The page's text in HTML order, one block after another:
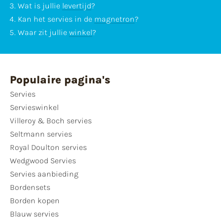
Wat is jullie levertijd?
Kan het servies in de magnetron?
Waar zit jullie winkel?
Populaire pagina's
Servies
Servieswinkel
Villeroy & Boch servies
Seltmann servies
Royal Doulton servies
Wedgwood Servies
Servies aanbieding
Bordensets
Borden kopen
Blauw servies